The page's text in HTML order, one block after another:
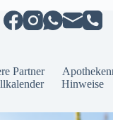
Partner
Hinweise